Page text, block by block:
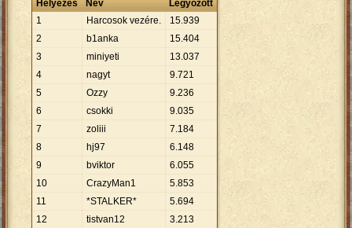
Helyezés Név
Legyőzött
1
Harcosok vezére. 15.939
2
b1anka 15.404
3
miniyeti 13.037
4
nagyt 9.721
5
Ozzy 9.236
6
csokki 9.035
7
zoliii 7.184
8
hj97 6.148
9
bviktor 6.055
10
CrazyMan1 5.853
11
*STALKER* 5.694
12
tistvan12 3.213